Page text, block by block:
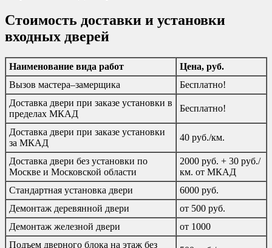
Стоимость доставки и установки
входных дверей
Наименование вида работ
Цена, руб.
Вызов мастера–замерщика
Бесплатно!
Доставка двери при заказе установки в
пределах МКАД
Бесплатно!
Доставка двери при заказе установки
за МКАД
40 руб./км.
Доставка двери без установки по
Москве и Московской области
2000 руб. + 30 руб./
км. от МКАД
Стандартная установка двери
6000 руб.
Демонтаж деревянной двери
от 500 руб.
Демонтаж железной двери
от 1000
Подъем дверного блока на этаж без